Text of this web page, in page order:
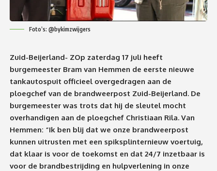
Foto’s: @bykimzwijgers
Zuid-Beijerland- ZOp zaterdag 17 juli heeft
burgemeester Bram van Hemmen de eerste nieuwe
tankautospuit officieel overgedragen aan de
ploegchef van de brandweerpost Zuid-Beijerland. De
burgemeester was trots dat hij de sleutel mocht
overhandigen aan de ploegchef Christiaan Rila. Van
Hemmen: “Ik ben blij dat we onze brandweerpost
kunnen uitrusten met een spiksplinternieuw voertuig,
dat klaar is voor de toekomst en dat 24/7 inzetbaar is
voor de brandbestrijding en hulpverlening in onze